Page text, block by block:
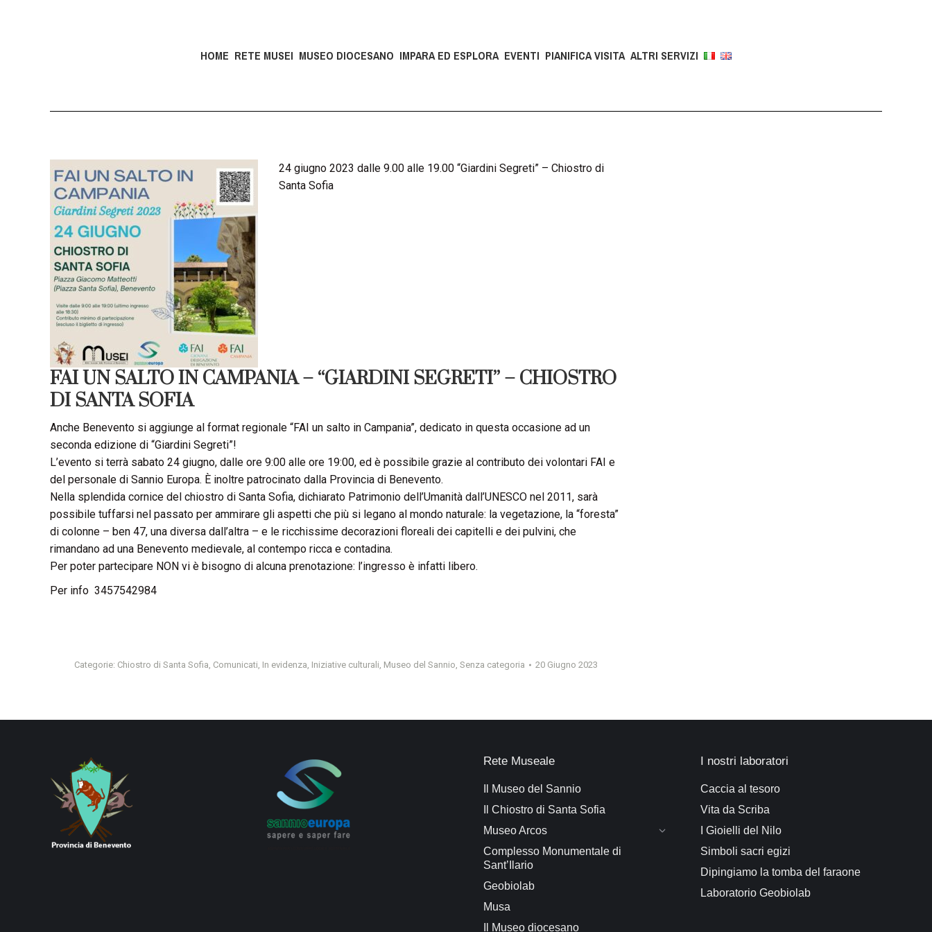
HOME RETE MUSEI MUSEO DIOCESANO IMPARA ED ESPLORA EVENTI PIANIFICA VISITA ALTRI SERVIZI
24 giugno 2023 dalle 9.00 alle 19.00 “Giardini Segreti” – Chiostro di
Santa Sofia
FAI UN SALTO IN CAMPANIA – “GIARDINI SEGRETI” – CHIOSTRO
DI SANTA SOFIA
Anche Benevento si aggiunge al format regionale “FAI un salto in Campania”, dedicato in questa occasione ad un
seconda edizione di “Giardini Segreti”!
L’evento si terrà sabato 24 giugno, dalle ore 9:00 alle ore 19:00, ed è possibile grazie al contributo dei volontari FAI e
del personale di Sannio Europa. È inoltre patrocinato dalla Provincia di Benevento.
Nella splendida cornice del chiostro di Santa Sofia, dichiarato Patrimonio dell’Umanità dall’UNESCO nel 2011, sarà
possibile tuffarsi nel passato per ammirare gli aspetti che più si legano al mondo naturale: la vegetazione, la “foresta”
di colonne – ben 47, una diversa dall’altra – e le ricchissime decorazioni floreali dei capitelli e dei pulvini, che
rimandano ad una Benevento medievale, al contempo ricca e contadina.
Per poter partecipare NON vi è bisogno di alcuna prenotazione: l’ingresso è infatti libero.
Per info 3457542984
Categorie: Chiostro di Santa Sofia, Comunicati, In evidenza, Iniziative culturali, Museo del Sannio, Senza categoria 20 Giugno 2023
Rete Museale
Il Museo del Sannio
Il Chiostro di Santa Sofia
Museo Arcos
Complesso Monumentale di
Sant’Ilario
Geobiolab
Musa
Il Museo diocesano
I nostri laboratori
Caccia al tesoro
Vita da Scriba
I Gioielli del Nilo
Simboli sacri egizi
Dipingiamo la tomba del faraone
Laboratorio Geobiolab